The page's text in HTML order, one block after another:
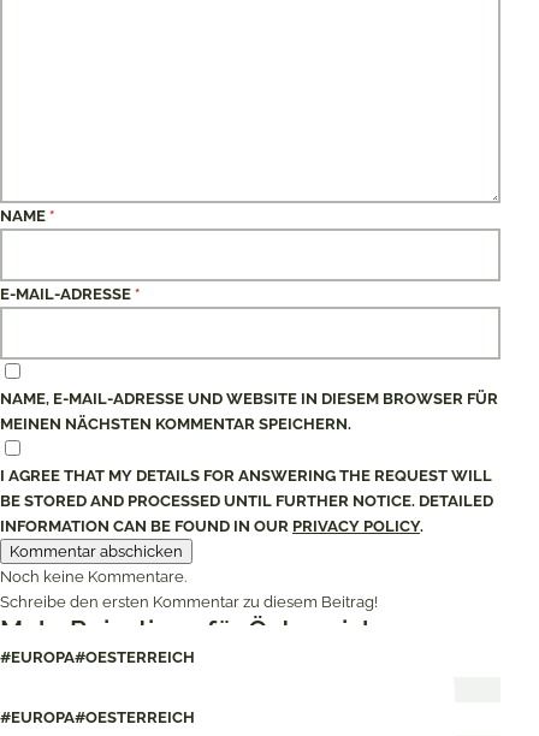
NAME *
E-MAIL-ADRESSE *
NAME, E-MAIL-ADRESSE UND WEBSITE IN DIESEM BROWSER FÜR
MEINEN NÄCHSTEN KOMMENTAR SPEICHERN.
I AGREE THAT MY DETAILS FOR ANSWERING THE REQUEST WILL
BE STORED AND PROCESSED UNTIL FURTHER NOTICE. DETAILED
INFORMATION CAN BE FOUND IN OUR PRIVACY POLICY.
Noch keine Kommentare.
Schreibe den ersten Kommentar zu diesem Beitrag!
Mehr Reisetipps für Österreich
#EUROPA#OESTERREICH
#EUROPA#OESTERREICH